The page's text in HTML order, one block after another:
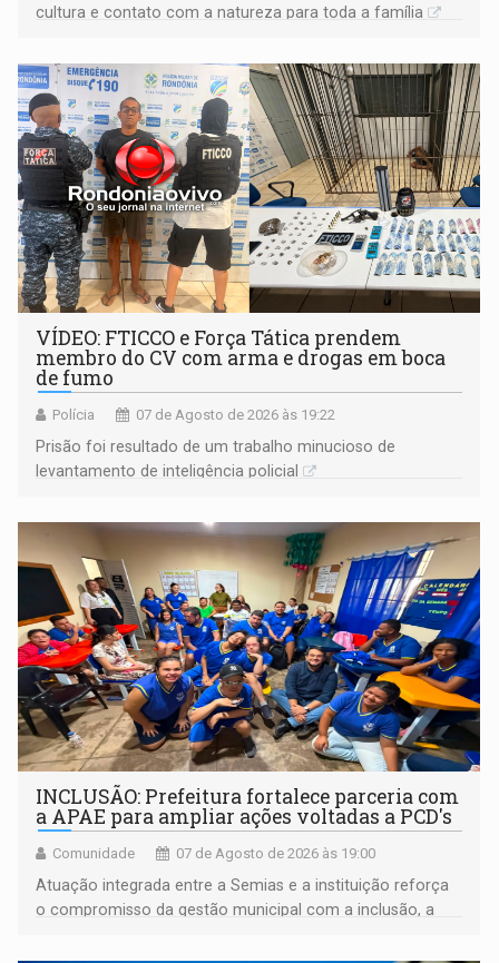
cultura e contato com a natureza para toda a família
VÍDEO: FTICCO e Força Tática prendem
membro do CV com arma e drogas em boca
de fumo
Polícia 07 de Agosto de 2026 às 19:22
Prisão foi resultado de um trabalho minucioso de
levantamento de inteligência policial
INCLUSÃO: Prefeitura fortalece parceria com
a APAE para ampliar ações voltadas a PCD's
Comunidade 07 de Agosto de 2026 às 19:00
Atuação integrada entre a Semias e a instituição reforça
o compromisso da gestão municipal com a inclusão, a